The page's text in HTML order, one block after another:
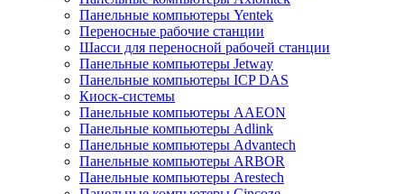
Панельные компьютеры Yentek
Переносные рабочие станции
Шасси для переносной рабочей станции
Панельные компьютеры Jetway
Панельные компьютеры ICP DAS
Киоск-системы
Панельные компьютеры AAEON
Панельные компьютеры Adlink
Панельные компьютеры Advantech
Панельные компьютеры ARBOR
Панельные компьютеры Arestech